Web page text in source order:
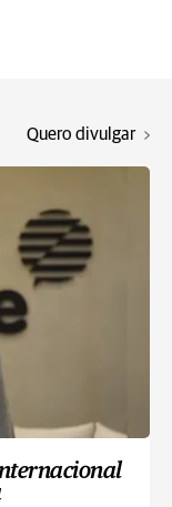
Quero divulgar